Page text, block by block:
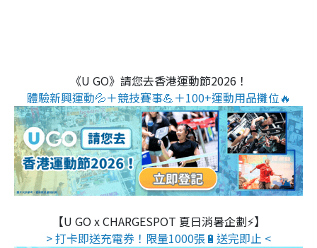
《U GO》請您去香港運動節2026！
體驗新興運動💦＋競技賽事💪＋100+運動用品攤位🔥
【U GO x CHARGESPOT 夏日消暑企劃⚡】
> 打卡即送充電券！限量1000張🔋送完即止 <